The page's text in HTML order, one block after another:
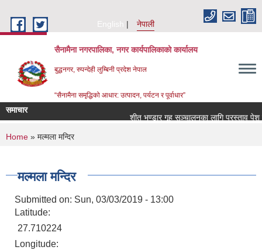
English
नेपाली
सैनामैना नगरपालिका, नगर कार्यपालिकाको कार्यालय
बुद्धनगर, रुपन्देही लुम्बिनी प्रदेश नेपाल
“सैनामैना समृद्धिको आधार: उत्पादन, पर्यटन र पूर्वाधार”
समाचार
शीत भण्डार गृह सञ्चालनका लागि प्रस्ताव पेश
You are here
Home » मल्मला मन्दिर
मल्मला मन्दिर
Submitted on: Sun, 03/03/2019 - 13:00
Latitude:
27.710224
Longitude: